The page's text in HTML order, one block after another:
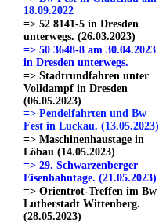
18.09.2022
=> 52 8141-5 in Dresden
unterwegs. (26.03.2023)
=> 50 3648-8 am 30.04.2023
in Dresden unterwegs.
=> Stadtrundfahren unter
Volldampf in Dresden
(06.05.2023)
=> Pendelfahrten und Bw
Fest in Luckau. (13.05.2023)
=> Maschinenhaustage in
Löbau (14.05.2023)
=> 29. Schwarzenberger
Eisenbahntage. (21.05.2023)
=> Orientrot-Treffen im Bw
Lutherstadt Wittenberg.
(28.05.2023)